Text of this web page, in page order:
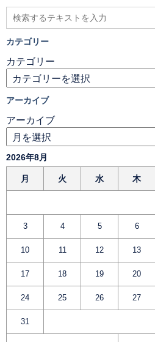
カテゴリー
カテゴリー
アーカイブ
アーカイブ
2026年8月
月 火 水 木
3 4 5 6
10 11 12 13
17 18 19 20
24 25 26 27
31